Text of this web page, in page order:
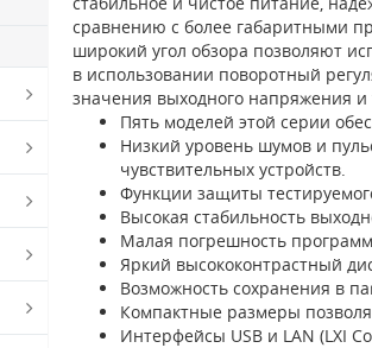
сравнению с более габаритными
широкий угол обзора позволяют
в использовании поворотный
значения выходного напряжения
Пять моделей этой серии
Низкий уровень шумов и
чувствительных устройств.
Функции защиты
Высокая стабильность
Малая погрешность
Яркий высококонтрастный
Возможность сохранения в
Компактные размеры
Интерфейсы USB и LAN (LXI